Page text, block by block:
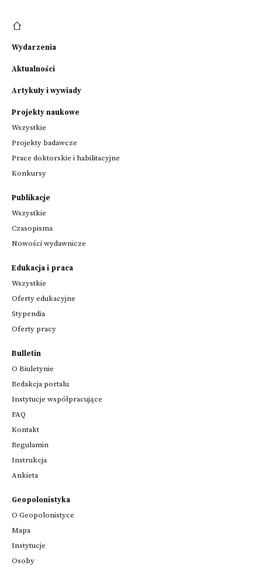
Wydarzenia
Aktualności
Artykuły i wywiady
Projekty naukowe
Wszystkie
Projekty badawcze
Prace doktorskie i habilitacyjne
Konkursy
Publikacje
Wszystkie
Czasopisma
Nowości wydawnicze
Edukacja i praca
Wszystkie
Oferty edukacyjne
Stypendia
Oferty pracy
Bulletin
O Biuletynie
Redakcja portalu
Instytucje współpracujące
FAQ
Kontakt
Regulamin
Instrukcja
Ankieta
Geopolonistyka
O Geopolonistyce
Mapa
Instytucje
Osoby